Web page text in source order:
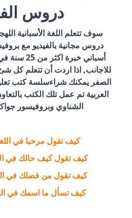
دروس
سوف تتعلم اللغة الأسبانية
دروس مجانية بالفيديو مع
أسباني خبرة
للاجانب, اذا اردت أن تتعلم كل
الصفر يمكنك شراءسلسة كتب تعليم
العربية تم عمل تلك الكتب
الشناوي وبروفيسور
1- كيف تقول مرحبا في
كيف تقول كيف حالك في
3- كيف تقول من فضلك في
4- كيف تسأل ما اسمك في